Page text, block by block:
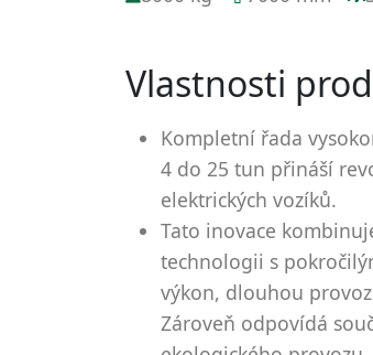
Vlastnosti
Kompletní řada
4 do 25 tun přináší
elektrických vozíků.
Tato inovace
technologii s
výkon, dlouhou
Zároveň odpovídá